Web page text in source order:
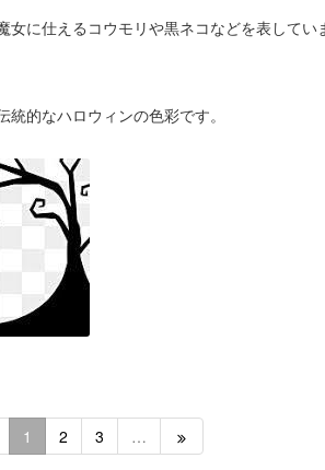
に仕えるコウモリや黒ネコなどを表してい
的なハロウィンの色彩です。
1 2 3 …